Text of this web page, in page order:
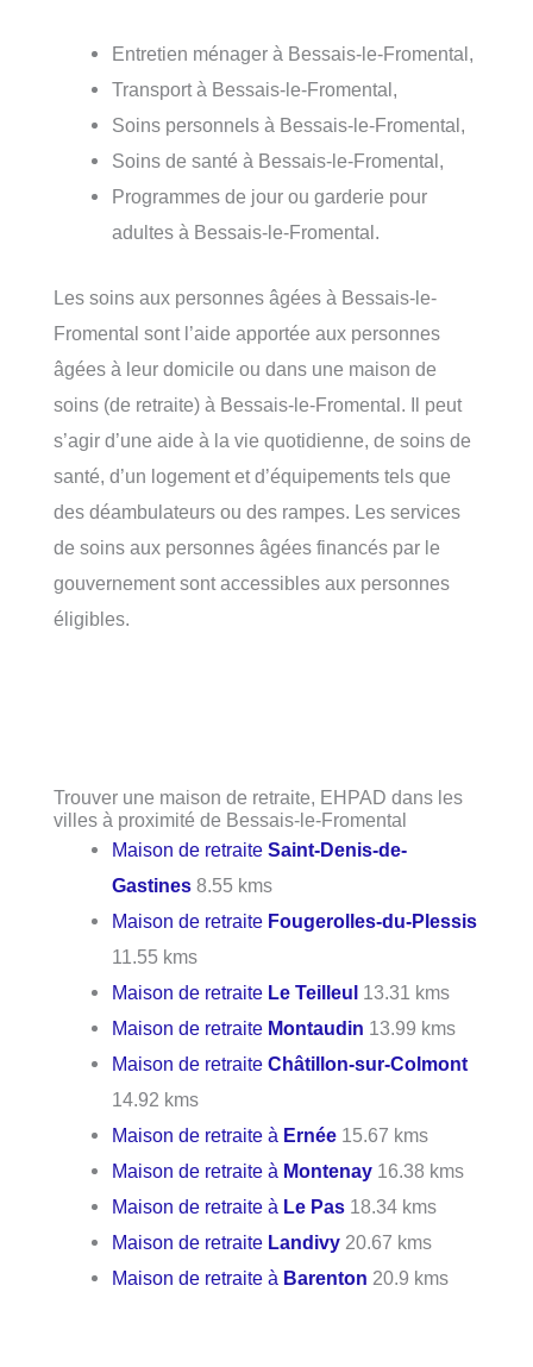
Entretien ménager à Bessais-le-Fromental,
Transport à Bessais-le-Fromental,
Soins personnels à Bessais-le-Fromental,
Soins de santé à Bessais-le-Fromental,
Programmes de jour ou garderie pour
adultes à Bessais-le-Fromental.
Les soins aux personnes âgées à Bessais-le-
Fromental sont l’aide apportée aux personnes
âgées à leur domicile ou dans une maison de
soins (de retraite) à Bessais-le-Fromental. Il peut
s’agir d’une aide à la vie quotidienne, de soins de
santé, d’un logement et d’équipements tels que
des déambulateurs ou des rampes. Les services
de soins aux personnes âgées financés par le
gouvernement sont accessibles aux personnes
éligibles.
Trouver une maison de retraite, EHPAD dans les
villes à proximité de Bessais-le-Fromental
Maison de retraiteSaint-Denis-de-
Gastines 8.55 kms
Maison de retraite Fougerolles-du-Plessis
11.55 kms
Maison de retraite Le Teilleul 13.31 kms
Maison de retraite Montaudin 13.99 kms
Maison de retraiteChâtillon-sur-Colmont
14.92 kms
Maison de retraite à Ernée 15.67 kms
Maison de retraite à Montenay 16.38 kms
Maison de retraite à Le Pas 18.34 kms
Maison de retraite Landivy 20.67 kms
Maison de retraite à Barenton 20.9 kms